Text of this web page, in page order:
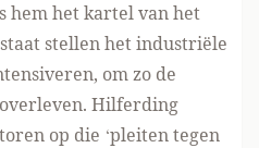
hem het kartel van het
stellen het industriële
om zo de
Hilferding
op die ‘pleiten tegen